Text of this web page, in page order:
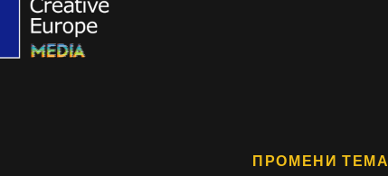
ПРОМЕНИ ТЕМА